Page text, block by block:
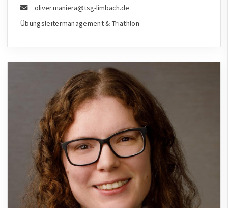
oliver.maniera@tsg-limbach.de
Übungsleitermanagement & Triathlon